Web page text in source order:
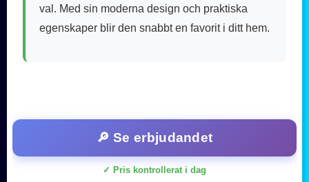
val. Med sin moderna design och praktiska
egenskaper blir den snabbt en favorit i ditt hem.
🔎 Se erbjudandet
✓ Pris kontrollerat i dag